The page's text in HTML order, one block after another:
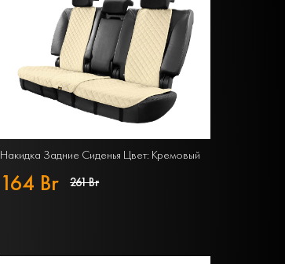
Накидка Задние Сиденья Цвет: Кремовый
164 Br 261 Br